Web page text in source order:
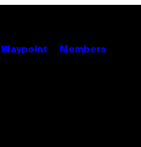
Waypoint Members